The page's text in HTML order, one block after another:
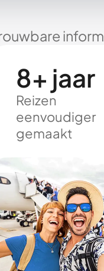
8+ jaar
Reizen
eenvoudiger
gemaakt